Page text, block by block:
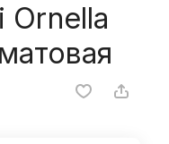
Ornella